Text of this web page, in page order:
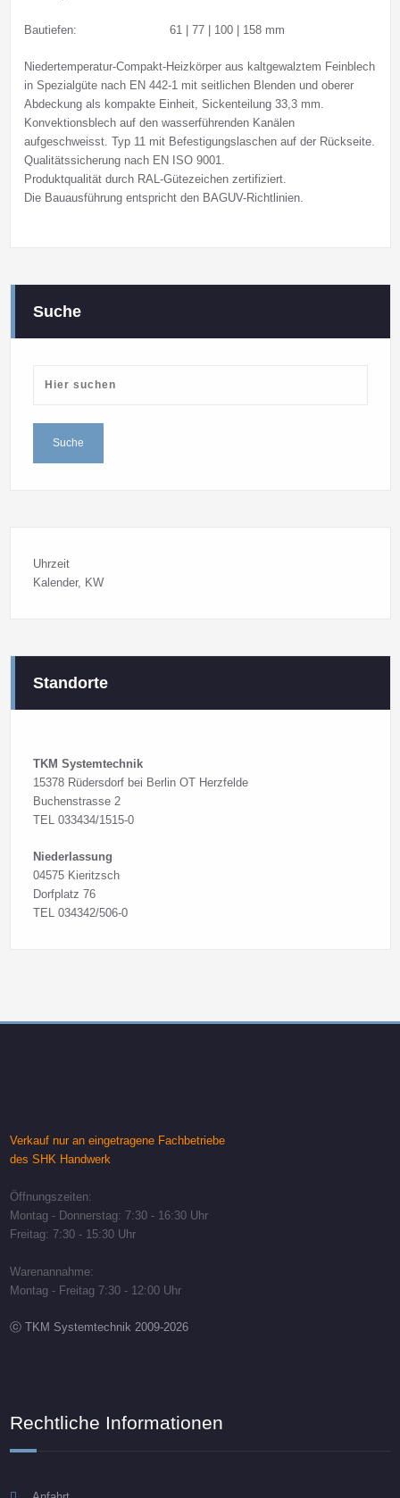
Bautiefen: 61 | 77 | 100 | 158 mm
Niedertemperatur-Compakt-Heizkörper aus kaltgewalztem Feinblech
in Spezialgüte nach EN 442-1 mit seitlichen Blenden und oberer
Abdeckung als kompakte Einheit, Sickenteilung 33,3 mm.
Konvektionsblech auf den wasserführenden Kanälen
aufgeschweisst. Typ 11 mit Befestigungslaschen auf der Rückseite.
Qualitätssicherung nach EN ISO 9001.
Produktqualität durch RAL-Gütezeichen zertifiziert.
Die Bauausführung entspricht den BAGUV-Richtlinien.
Suche
Uhrzeit
Kalender, KW
Standorte
TKM Systemtechnik
15378 Rüdersdorf bei Berlin OT Herzfelde
Buchenstrasse 2
TEL 033434/1515-0
Niederlassung
04575 Kieritzsch
Dorfplatz 76
TEL 034342/506-0
Verkauf nur an eingetragene Fachbetriebe
des SHK Handwerk
Öffnungszeiten:
Montag - Donnerstag: 7:30 - 16:30 Uhr
Freitag: 7:30 - 15:30 Uhr
Warenannahme:
Montag - Freitag 7:30 - 12:00 Uhr
ⓒ TKM Systemtechnik 2009-2026
Rechtliche Informationen